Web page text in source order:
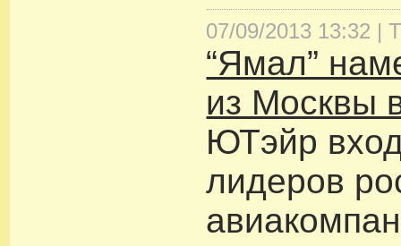
07/09/2013 13:32 |
“Ямал”
из Москвы
ЮТэйр
лидеров